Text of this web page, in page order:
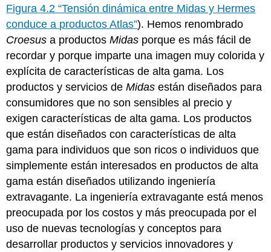
Figura 4.2 “Tensión dinámica entre Midas y Hermes
conduce a productos Atlas”). Hemos renombrado
Croesus a productosMidas porque es más fácil de
recordar y porque imparte una imagen muy colorida y
explícita de características de alta gama. Los
productos y servicios deMidas están diseñados para
consumidores que no son sensibles al precio y
exigen características de alta gama. Los productos
que están diseñados con características de alta
gama para individuos que son ricos o individuos que
simplemente están interesados en productos de alta
gama están diseñados utilizando ingeniería
extravagante. La ingeniería extravagante está menos
preocupada por los costos y más preocupada por el
uso de nuevas tecnologías y conceptos para
desarrollar productos y servicios innovadores y